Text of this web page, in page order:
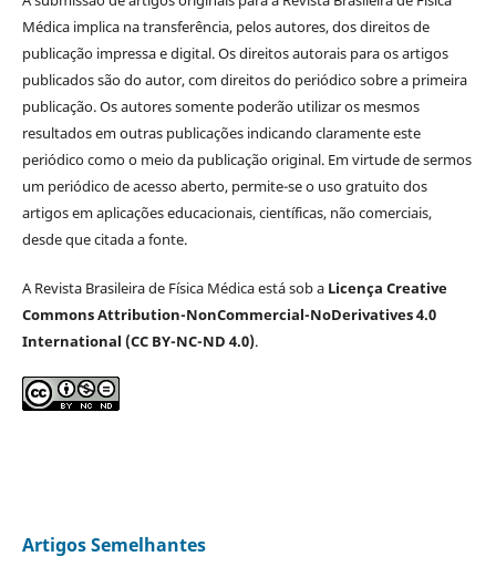
Médica implica na transferência, pelos autores, dos direitos de
publicação impressa e digital. Os direitos autorais para os artigos
publicados são do autor, com direitos do periódico sobre a primeira
publicação. Os autores somente poderão utilizar os mesmos
resultados em outras publicações indicando claramente este
periódico como o meio da publicação original. Em virtude de sermos
um periódico de acesso aberto, permite-se o uso gratuito dos
artigos em aplicações educacionais, científicas, não comerciais,
desde que citada a fonte.
A Revista Brasileira de Física Médica está sob a Licença Creative
Commons Attribution-NonCommercial-NoDerivatives 4.0
International (CC BY-NC-ND 4.0).
Artigos Semelhantes